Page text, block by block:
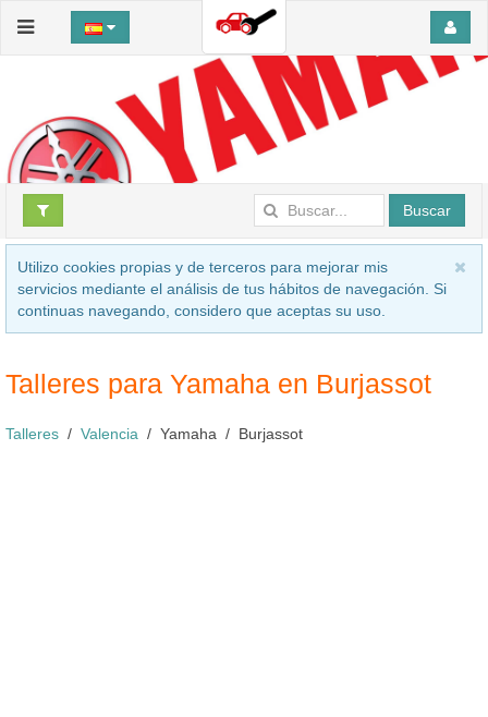
Buscar
Utilizo cookies propias y de terceros para mejorar mis
servicios mediante el análisis de tus hábitos de navegación. Si
continuas navegando, considero que aceptas su uso.
Talleres para Yamaha en Burjassot
Talleres Valencia Yamaha Burjassot